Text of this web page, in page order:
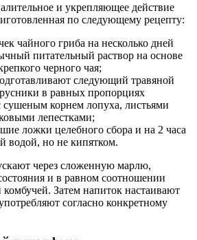
и укрепляющее действие
по следующему рецепту:
чайного гриба на несколько дней
питательный раствор на основе
черного чая;
следующий травяной
в равных пропорциях
корнем лопуха, листьями
лепестками;
ложки целебного сбора и на 2 часа
водой, но не кипятком.
через сложенную марлю,
и в равном соотношении
Затем напиток настаивают
согласно конкретному